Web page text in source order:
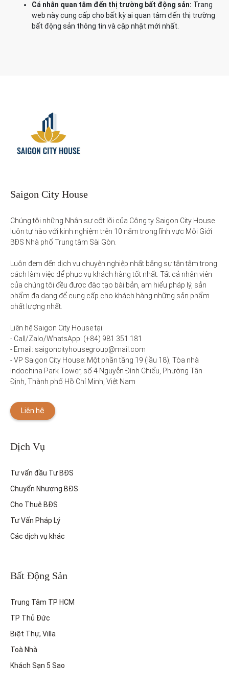
Cá nhân quan tâm đến thị trường bất động sản: Trang
web này cung cấp cho bất kỳ ai quan tâm đến thị trường
bất động sản thông tin và cập nhật mới nhất.
Saigon City House
Chúng tôi những Nhân sự cốt lõi của Công ty Saigon City House
luôn tự hào với kinh nghiệm trên 10 năm trong lĩnh vực Môi Giới
BĐS Nhà phố Trung tâm Sài Gòn.
Luôn đem đến dịch vụ chuyên nghiệp nhất bằng sự tận tâm trong
cách làm việc để phục vụ khách hàng tốt nhất. Tất cả nhân viên
của chúng tôi đều được đào tạo bài bản, am hiểu pháp lý, sản
phẩm đa dạng để cung cấp cho khách hàng những sản phẩm
chất lượng nhất.
Liên hệ Saigon City House tại:
- Call/Zalo/WhatsApp: (+84) 981 351 181
- Email: saigoncityhousegroup@mail.com
- VP Saigon City House: Một phần tầng 19 (lầu 18), Tòa nhà
Indochina Park Tower, số 4 Nguyễn Đình Chiểu, Phường Tân
Định, Thành phố Hồ Chí Minh, Việt Nam
Liên hệ
Dịch Vụ
Tư vấn đầu Tư BĐS
Chuyển Nhượng BĐS
Cho Thuê BĐS
Tư Vấn Pháp Lý
Các dịch vụ khác
Bất Động Sản
Trung Tâm TP HCM
TP Thủ Đức
Biệt Thự, Villa
Toà Nhà
Khách Sạn 5 Sao